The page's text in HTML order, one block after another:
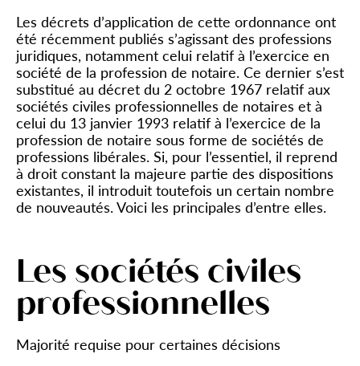
Les décrets d’application de cette ordonnance ont
été récemment publiés s’agissant des professions
juridiques, notamment celui relatif à l’exercice en
société de la profession de notaire. Ce dernier s’est
substitué au décret du 2 octobre 1967 relatif aux
sociétés civiles professionnelles de notaires et à
celui du 13 janvier 1993 relatif à l’exercice de la
profession de notaire sous forme de sociétés de
professions libérales. Si, pour l’essentiel, il reprend
à droit constant la majeure partie des dispositions
existantes, il introduit toutefois un certain nombre
de nouveautés. Voici les principales d’entre elles.
Les sociétés civiles
professionnelles
Majorité requise pour certaines décisions